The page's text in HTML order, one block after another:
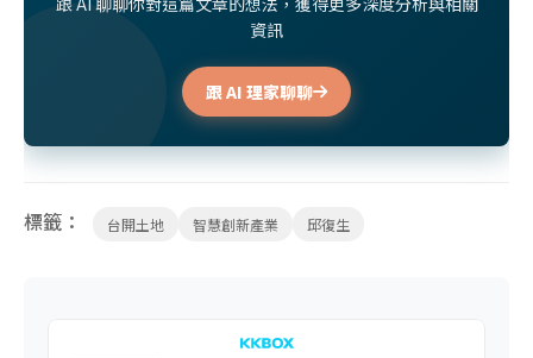
資訊
跟 AI 理家聊聊
標籤： 台開土地 智慧創新產業 邱復生